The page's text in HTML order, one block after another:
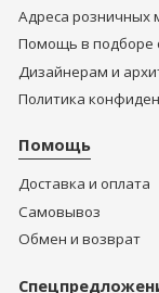
Адреса розничных
Помощь в подборе
Дизайнерам и
Политика
Помощь
Доставка и оплата
Самовывоз
Обмен и возврат